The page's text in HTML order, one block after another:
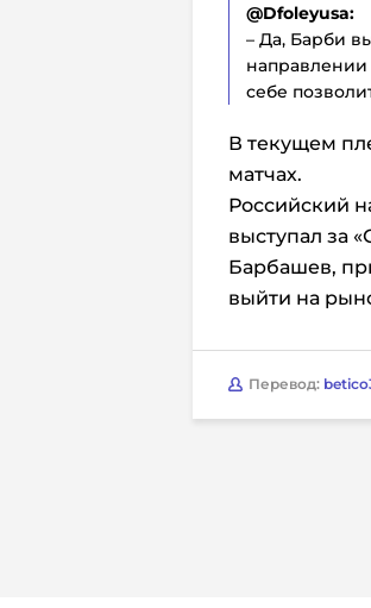
@Dfoleyusa:
– Да, Барби
направлении
себе
В текущем
матчах.
Российский
выступал за
Барбашев,
выйти на
Перевод: